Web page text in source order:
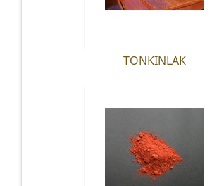
TONKINLAK